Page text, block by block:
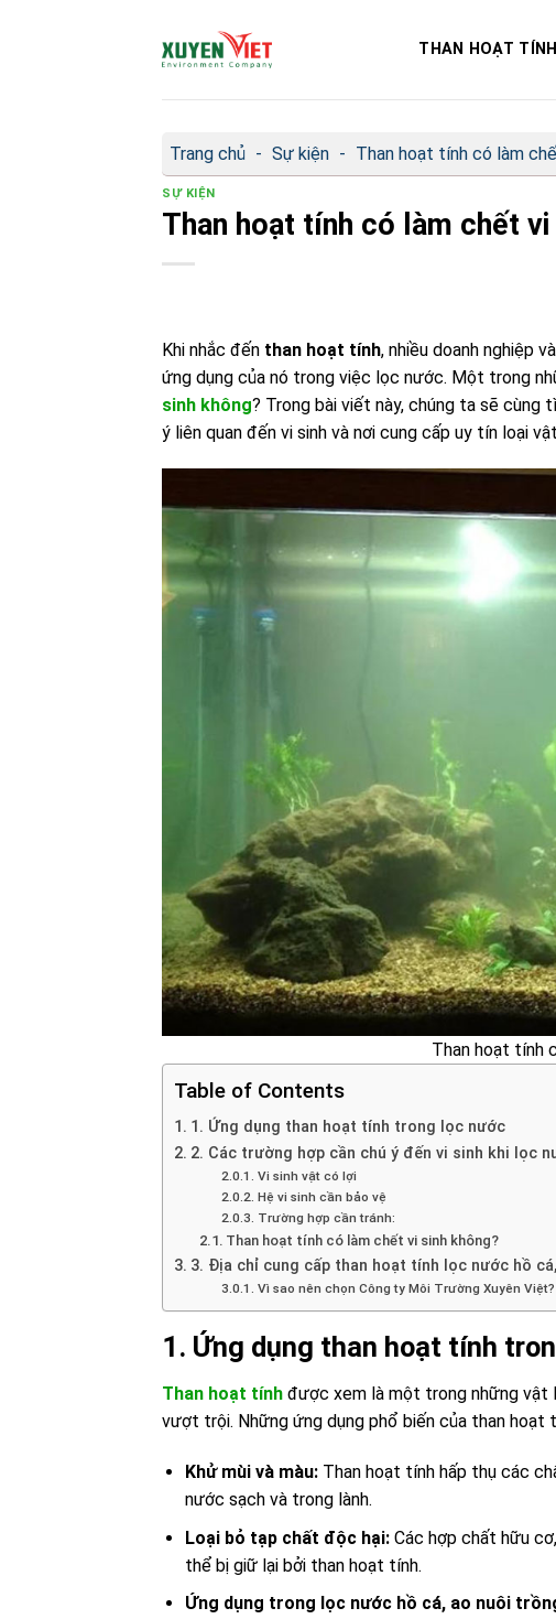
THAN HOẠT TÍNH
Trang chủ - Sự kiện - Than hoạt tính có làm
SỰ KIỆN
Than hoạt tính có làm chết vi
Khi nhắc đến than hoạt tính, nhiều doanh nghiệp
ứng dụng của nó trong việc lọc nước. Một trong
sinh không? Trong bài viết này, chúng ta sẽ
ý liên quan đến vi sinh và nơi cung cấp uy tín loại
Than hoạt tính
Table of Contents
1. Ứng dụng than hoạt tính trong lọc nước
2. Các trường hợp cần chú ý đến vi sinh khi lọc
Vi sinh vật có lợi
Hệ vi sinh cần bảo vệ
Trường hợp cần tránh:
Than hoạt tính có làm chết vi sinh không?
3. Địa chỉ cung cấp than hoạt tính lọc nước hồ
Vì sao nên chọn Công ty Môi Trường Xuyên Việt?
1. Ứng dụng than hoạt tính
Than hoạt tính được xem là một trong những vật
vượt trội. Những ứng dụng phổ biến của than hoạt
Khử mùi và màu:Than hoạt tính hấp thụ các
nước sạch và trong lành.
Loại bỏ tạp chất độc hại:Các hợp chất hữu
thể bị giữ lại bởi than hoạt tính.
Ứng dụng trong lọc nước hồ cá, ao nuôi